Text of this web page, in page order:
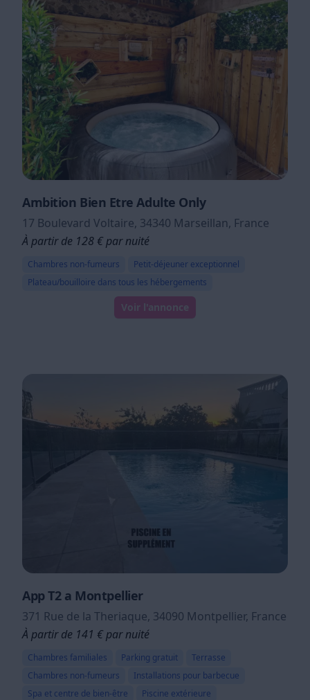
Ambition Bien Etre Adulte Only
17 Boulevard Voltaire, 34340 Marseillan, France
À partir de 128 € par nuité
Chambres non-fumeurs
Petit-déjeuner exceptionnel
Plateau/bouilloire dans tous les hébergements
Voir l'annonce
App T2 a Montpellier
371 Rue de la Theriaque, 34090 Montpellier, France
À partir de 141 € par nuité
Chambres familiales Parking gratuit
Terrasse
Chambres non-fumeurs
Installations pour barbecue
Spa et centre de bien-être
Piscine extérieure